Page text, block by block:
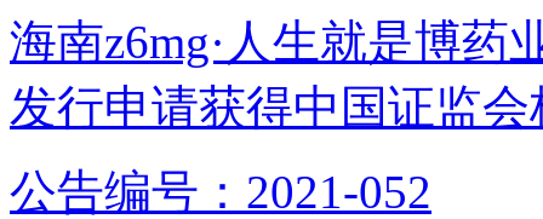
海南z6mg·人生就是博药
发行申请获得中国证监
公告编号：2021-052